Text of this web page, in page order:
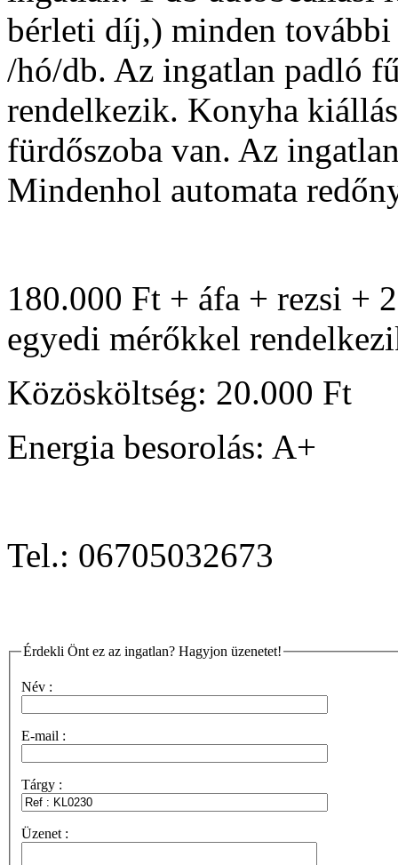
bérleti díj,) minden
/hó/db. Az ingatlan padló
rendelkezik. Konyha
fürdőszoba van. Az
Mindenhol automata
180.000 Ft + áfa + rezsi +
egyedi mérőkkel
Közösköltség: 20.000 Ft
Energia besorolás: A+
Tel.: 06705032673
Érdekli Önt ez az ingatlan? Hagyjon üzenetet!
Név :
E-mail :
Tárgy :
Üzenet :